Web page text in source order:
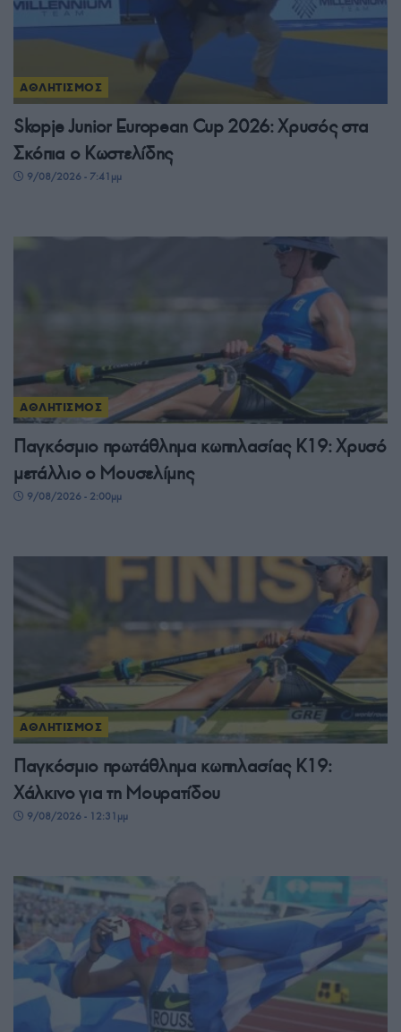
ΑΘΛΗΤΙΣΜΟΣ
Skopje Junior European Cup 2026: Χρυσός στα
Σκόπια ο Κωστελίδης
9/08/2026 - 7:41μμ
ΑΘΛΗΤΙΣΜΟΣ
Παγκόσμιο πρωτάθλημα κωπηλασίας Κ19: Χρυσό
μετάλλιο ο Μουσελίμης
9/08/2026 - 2:00μμ
ΑΘΛΗΤΙΣΜΟΣ
Παγκόσμιο πρωτάθλημα κωπηλασίας Κ19:
Χάλκινο για τη Μουρατίδου
9/08/2026 - 12:31μμ